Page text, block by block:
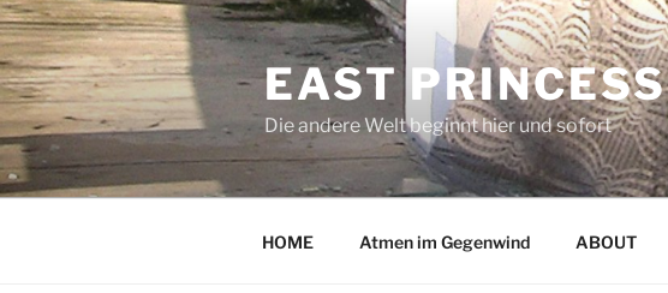
Zum
Inhalt
springen
EAST PRINCESS
Die andere Welt beginnt hier und sofort
HOME Atmen im Gegenwind ABOUT